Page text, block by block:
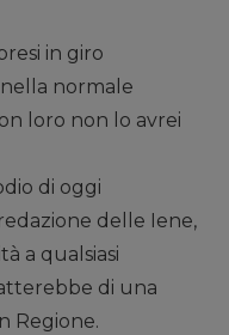
in giro
normale
loro non lo avrei
di oggi
delle Iene,
a qualsiasi
di una
Regione.